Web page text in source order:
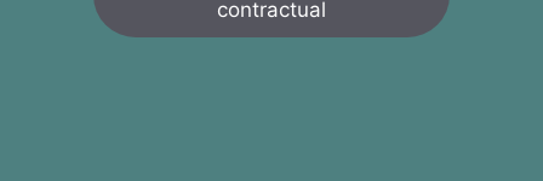
contractual